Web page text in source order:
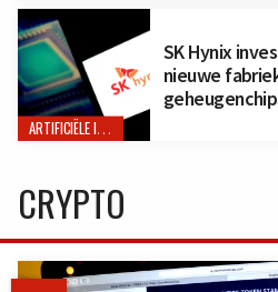
ARTIFICIËLE INTELLIGENTIE
SK Hynix
nieuwe
CRYPTO